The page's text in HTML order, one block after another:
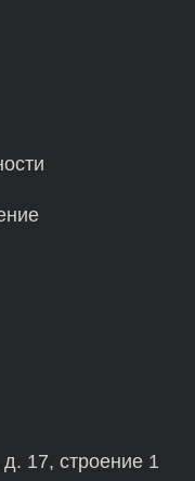
17, строение 1